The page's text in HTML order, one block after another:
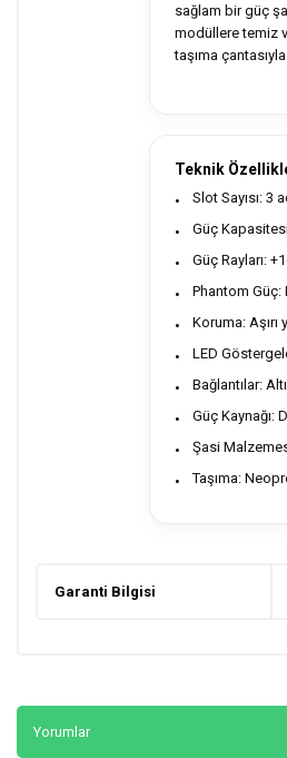
sağlam bir güç
modüllere temiz
taşıma
Teknik
Slot Sayısı: 3
Güç
Güç Rayları:
Phantom Güç:
Koruma: Aşırı
LED
Bağlantılar:
Güç Kaynağı:
Şasi
Taşıma:
Garanti Bilgisi
Yorumlar